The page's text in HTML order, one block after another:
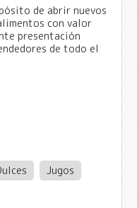
de abrir nuevos
con valor
presentación
de todo el
Jugos